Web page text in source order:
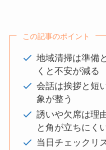
この記事のポイント
地域清掃は準備
くと不安が減る
会話は挨拶と短
象が整う
誘いや欠席は理
と角が立ちにく
当日チェックリ